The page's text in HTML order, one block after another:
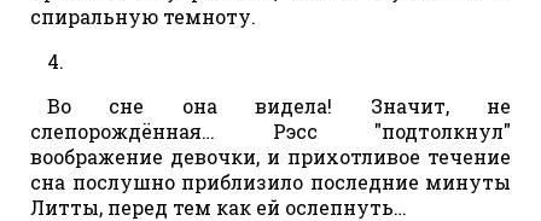
спиральную темноту.
4.
Во сне она видела! Значит, не
слепорождённая… Рэсс "подтолкнул"
воображение девочки, и прихотливое течение
сна послушно приблизило последние минуты
Литты, перед тем как ей ослепнуть…